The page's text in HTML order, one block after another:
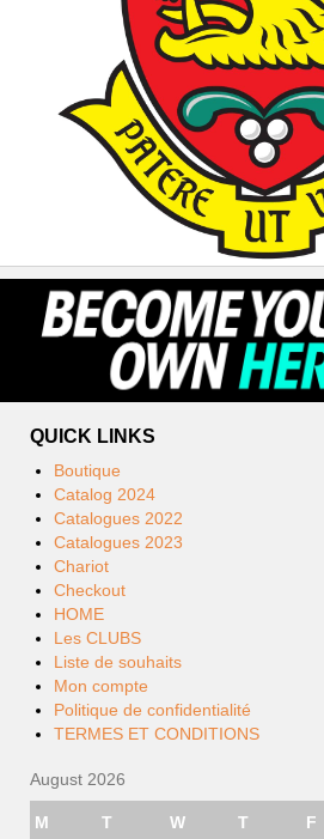
QUICK LINKS
Boutique
Catalog 2024
Catalogues 2022
Catalogues 2023
Chariot
Checkout
HOME
Les CLUBS
Liste de souhaits
Mon compte
Politique de confidentialité
TERMES ET CONDITIONS
August 2026
M T W T F